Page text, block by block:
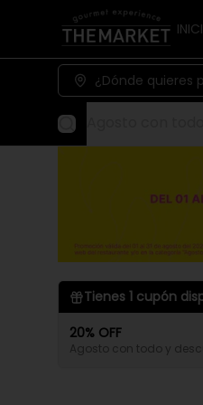
¿Dónde quieres
Tienes 1 cupón
20% OFF
Agosto con todo y